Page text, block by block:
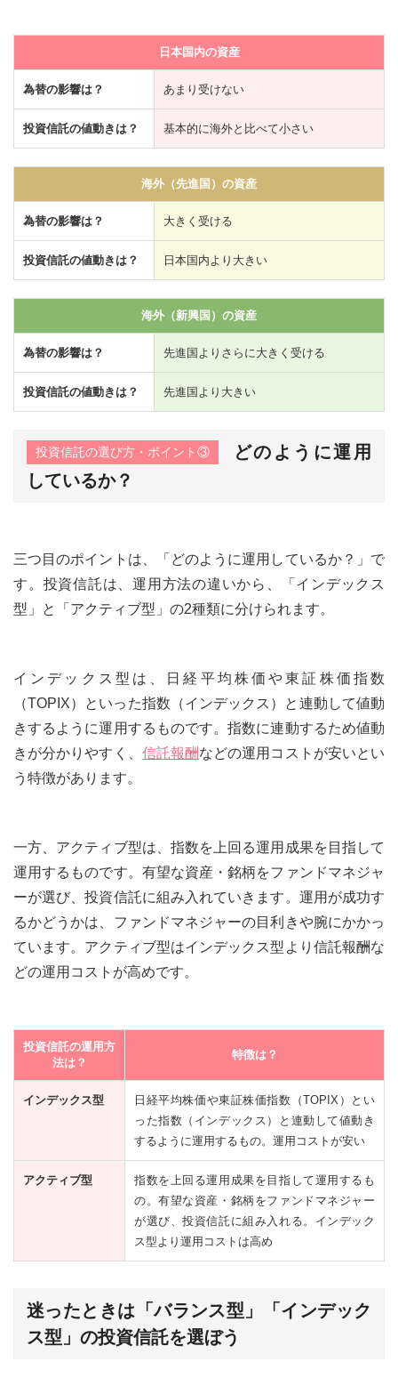
日本国内の資産
為替の影響は？ あまり受けない
投資信託の値動きは？ 基本的に海外と比べて小さい
海外（先進国）の資産
為替の影響は？ 大きく受ける
投資信託の値動きは？ 日本国内より大きい
海外（新興国）の資産
為替の影響は？ 先進国よりさらに大きく受ける
投資信託の値動きは？ 先進国より大きい
投資信託の選び方・ポイント③
どのように運用
しているか？
三つ目のポイントは、「どのように運用しているか？」で
す。投資信託は、運用方法の違いから、「インデックス
型」と「アクティブ型」の2種類に分けられます。
インデックス型は、日経平均株価や東証株価指数
（TOPIX）といった指数（インデックス）と連動して値動
きするように運用するものです。指数に連動するため値動
きが分かりやすく、 信託報酬などの運用コストが安いとい
う特徴があります。
一方、アクティブ型は、指数を上回る運用成果を目指して
運用するものです。有望な資産・銘柄をファンドマネジャ
ーが選び、投資信託に組み入れていきます。運用が成功す
るかどうかは、ファンドマネジャーの目利きや腕にかかっ
ています。アクティブ型はインデックス型より信託報酬な
どの運用コストが高めです。
投資信託の運用方
法は？
特徴は？
インデックス型
日経平均株価や東証株価指数（TOPIX）とい
った指数（インデックス）と連動して値動き
するように運用するもの。運用コストが安い
アクティブ型
指数を上回る運用成果を目指して運用するも
の。有望な資産・銘柄をファンドマネジャー
が選び、投資信託に組み入れる。インデック
ス型より運用コストは高め
迷ったときは「バランス型」「インデック
ス型」の投資信託を選ぼう